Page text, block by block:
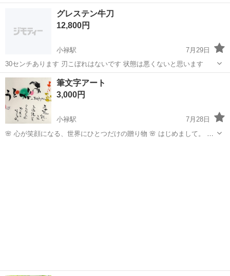
戸用になります カギがないですが 番号のみでの使用は問題ないです
番号変更も可能です 状態はキレイです 気になる方は連絡お願いします
その他
グレステン牛刀
12,800円
小禄駅
7月29日
30センチあります 刃こぼれはないです 状態は悪くないと思います
沖縄 島尻郡 小禄駅 その他
筆文字アート
3,000円
小禄駅
7月28日
🌸 心が笑顔になる、世界にひとつだけの贈り物 🌸 はじめまして。 筆